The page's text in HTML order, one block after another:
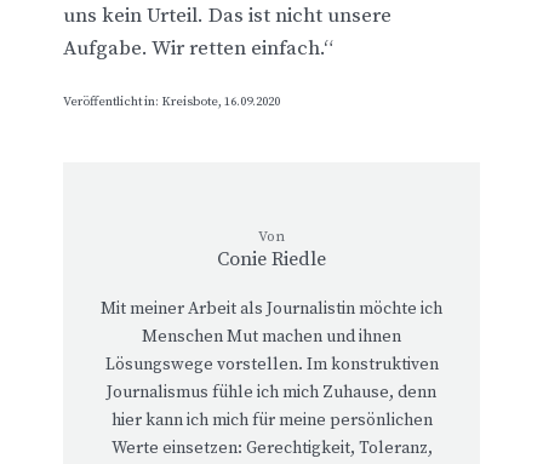
uns kein Urteil. Das ist nicht unsere
Aufgabe. Wir retten einfach.“
Veröffentlicht in: Kreisbote, 16.09.2020
Von
Conie Riedle
Mit meiner Arbeit als Journalistin möchte ich
Menschen Mut machen und ihnen
Lösungswege vorstellen. Im konstruktiven
Journalismus fühle ich mich Zuhause, denn
hier kann ich mich für meine persönlichen
Werte einsetzen: Gerechtigkeit, Toleranz,